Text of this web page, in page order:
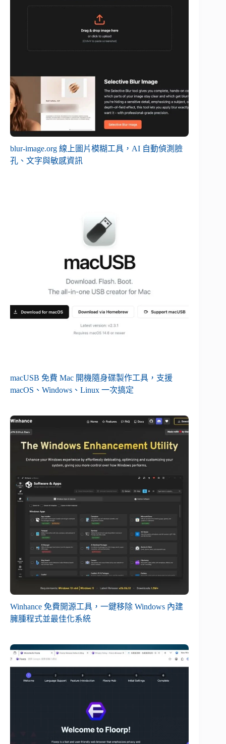
blur-image.org 線上圖片模糊工具，AI 自動偵測臉
孔、文字與敏感資訊
macUSB 免費 Mac 開機隨身碟製作工具，支援
macOS、Windows、Linux 一次搞定
Winhance 免費開源工具，一鍵移除 Windows 內建
臃腫程式並最佳化系統